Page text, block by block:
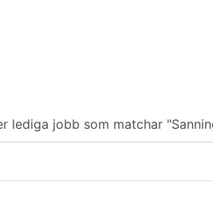
jobb som matchar